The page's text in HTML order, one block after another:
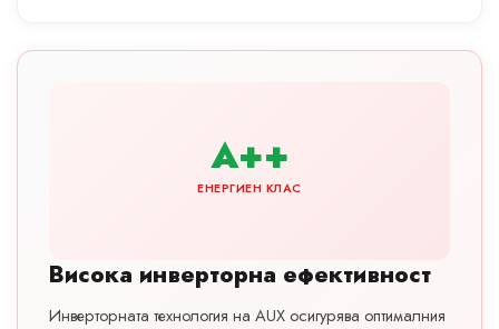
A++
ЕНЕРГИЕН КЛАС
Висока инверторна ефективност
Инверторната технология на AUX осигурява оптималния